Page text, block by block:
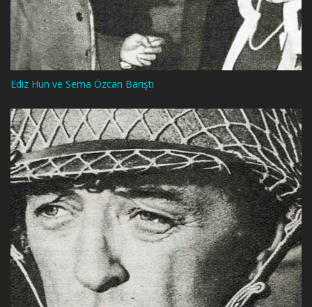
Ediz Hun ve Sema Özcan Barıştı